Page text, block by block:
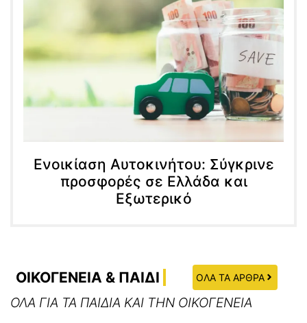
Ενοικίαση Αυτοκινήτου: Σύγκρινε
προσφορές σε Ελλάδα και
Εξωτερικό
ΟΙΚΟΓΕΝΕΙΑ & ΠΑΙΔΙ ΟΛΑ ΤΑ ΑΡΘΡΑ
ΟΛΑ ΓΙΑ ΤΑ ΠΑΙΔΙΑ ΚΑΙ ΤΗΝ ΟΙΚΟΓΕΝΕΙΑ